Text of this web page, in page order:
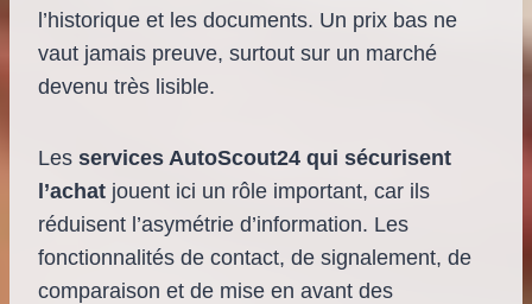
l’historique et les documents. Un prix bas ne
vaut jamais preuve, surtout sur un marché
devenu très lisible.
Les services AutoScout24 qui sécurisent
l’achat jouent ici un rôle important, car ils
réduisent l’asymétrie d’information. Les
fonctionnalités de contact, de signalement, de
comparaison et de mise en avant des